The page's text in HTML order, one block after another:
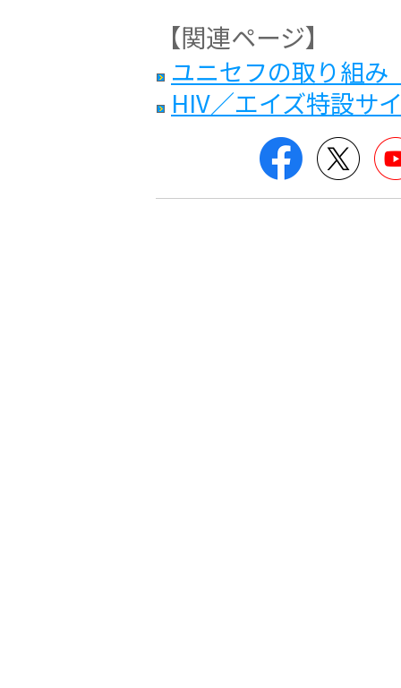
【関連ページ】
ユニセフの取り組
HIV／エイズ特設サ
Facebook